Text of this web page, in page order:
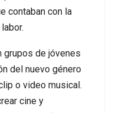
contaban con la
grupos de jóvenes
del nuevo género
o video musical.
cine y